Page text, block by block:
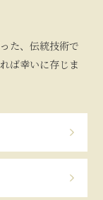
た、伝統技術で
ば幸いに存じま